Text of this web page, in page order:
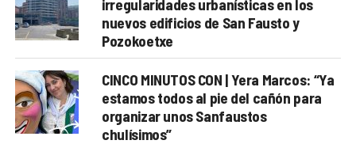
irregularidades urbanísticas en los
nuevos edificios de San Fausto y
Pozokoetxe
CINCO MINUTOS CON | Yera Marcos: “Ya
estamos todos al pie del cañón para
organizar unos Sanfaustos
chulísimos”